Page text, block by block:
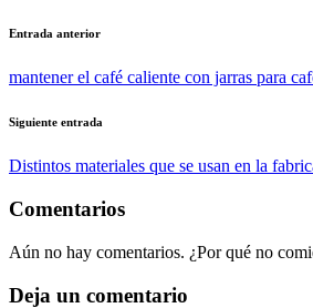
Navegación
de
Entrada anterior
mantener el café caliente con jarras para
Siguiente entrada
Distintos materiales que se usan ​​en la
Comentarios
Aún no hay comentarios. ¿Por qué no
Deja un comentario